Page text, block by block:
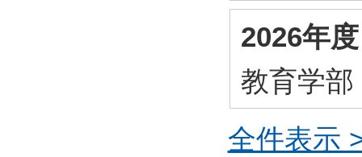
2026年
教育学部
全件表示